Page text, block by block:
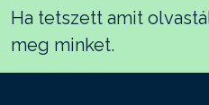
Ha tetszett amit
meg minket.